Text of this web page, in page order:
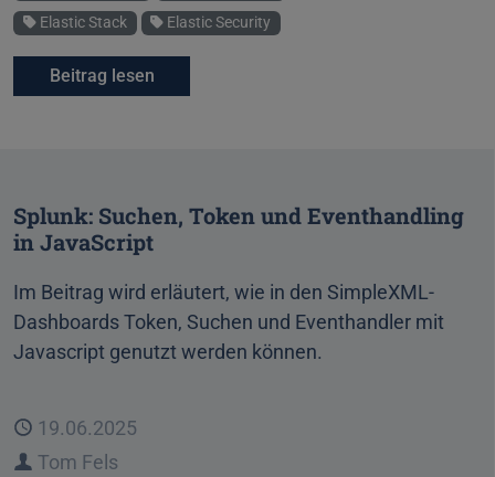
Schlagworte
Elastic Stack Elastic Security
Beitrag lesen
Splunk: Suchen, Token und Eventhandling
in JavaScript
Im Beitrag wird erläutert, wie in den SimpleXML-
Dashboards Token, Suchen und Eventhandler mit
Javascript genutzt werden können.
Veröffentlicht
19.06.2025
Autor
Tom Fels